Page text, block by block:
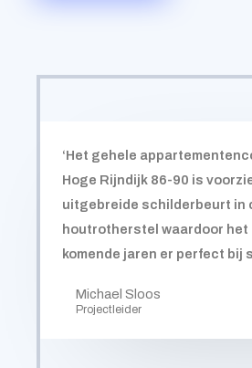
‘Het gehele
Hoge Rijndijk 86-90 is
uitgebreide schilderbeurt in
houtrotherstel waardoor het
komende jaren er perfect bij
Michael Sloos
Projectleider